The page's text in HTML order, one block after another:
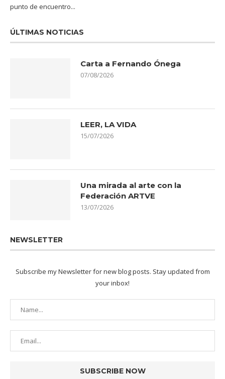
punto de encuentro...
ÚLTIMAS NOTICIAS
Carta a Fernando Ónega
07/08/2026
LEER, LA VIDA
15/07/2026
Una mirada al arte con la
Federación ARTVE
13/07/2026
NEWSLETTER
Subscribe my Newsletter for new blog posts. Stay updated from
your inbox!